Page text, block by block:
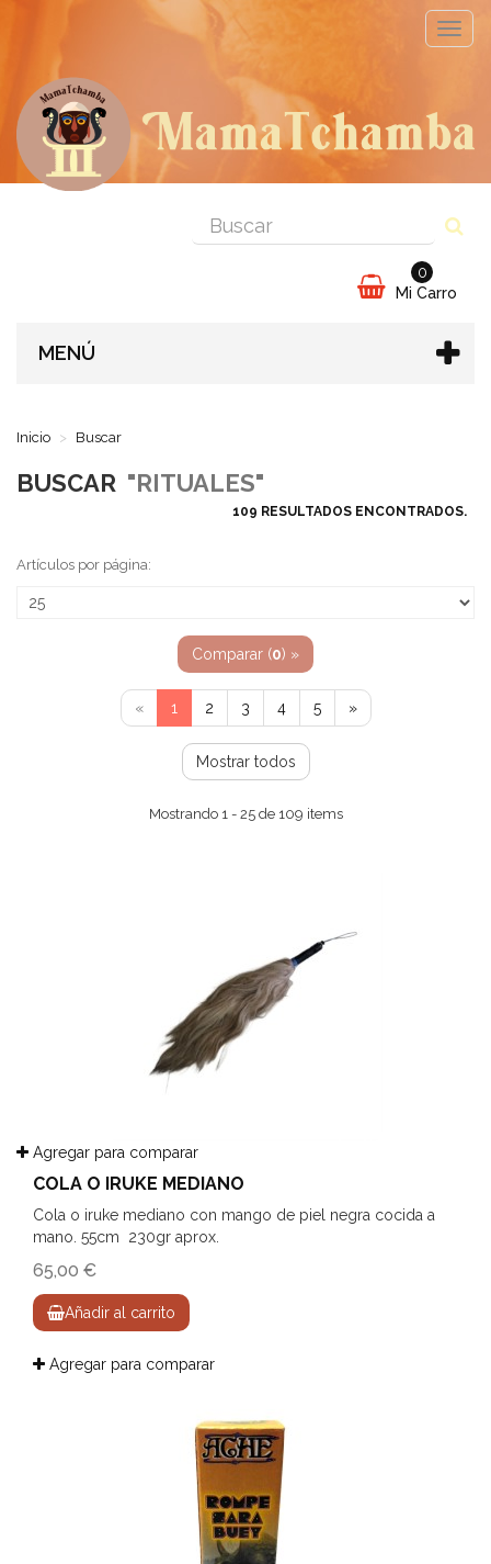
Mi Carro
0
MENÚ
Inicio Buscar
BUSCAR "RITUALES"
109 RESULTADOS ENCONTRADOS.
Artículos por página:
Comparar (0) »
« 1 2 3 4 5 »
Mostrar todos
Mostrando 1 - 25 de 109 items
Agregar para comparar
COLA O IRUKE MEDIANO
Cola o iruke mediano con mango de piel negra cocida a
mano. 55cm 230gr aprox.
65,00 €
Añadir al carrito
Agregar para comparar